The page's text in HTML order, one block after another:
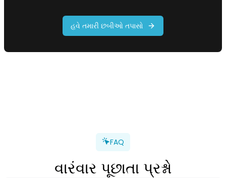
હવે તમારી છબીઓ તપાસો
FAQ
વારંવાર પૂછાતા પ્રશ્નો